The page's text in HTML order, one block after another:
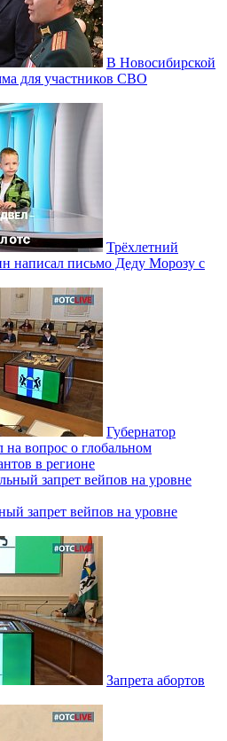
В Новосибирской
для участников СВО
Трёхлетний
написал письмо Деду Морозу с
Губернатор
вопрос о глобальном
в регионе
запрет вейпов на уровне
Запрета абортов